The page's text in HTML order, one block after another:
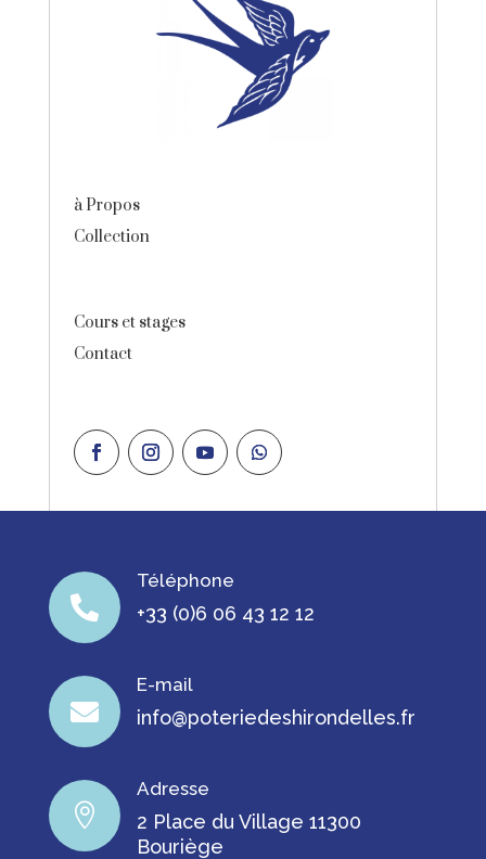
à Propos
Collection
Cours et stages
Contact

Téléphone
+33 (0)6 06 43 12 12

E-mail
info@poteriedeshirondelles.fr

Adresse
2 Place du Village 11300
Bouriège